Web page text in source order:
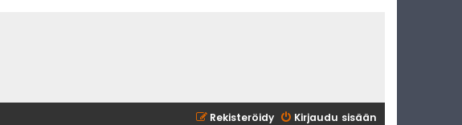
Kirjaudu sisään
Rekisteröidy